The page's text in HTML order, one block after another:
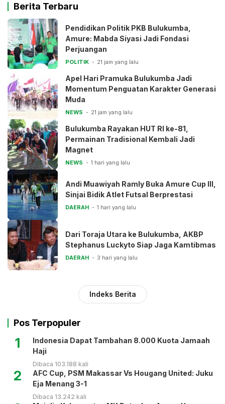
Berita Terbaru
Pendidikan Politik PKB Bulukumba,
Amure: Mabda Siyasi Jadi Fondasi
Perjuangan
POLITIK 21 jam yang lalu
Apel Hari Pramuka Bulukumba Jadi
Momentum Penguatan Karakter Generasi
Muda
NEWS 21 jam yang lalu
Bulukumba Rayakan HUT RI ke-81,
Permainan Tradisional Kembali Jadi
Magnet
NEWS 1 hari yang lalu
Andi Muawiyah Ramly Buka Amure Cup III,
Sinjai Bidik Atlet Futsal Berprestasi
DAERAH 1 hari yang lalu
Dari Toraja Utara ke Bulukumba, AKBP
Stephanus Luckyto Siap Jaga Kamtibmas
DAERAH 3 hari yang lalu
Indeks Berita
Pos Terpopuler
1
Indonesia Dapat Tambahan 8.000 Kuota Jamaah
Haji
Dibaca 103.188 kali
2
AFC Cup, PSM Makassar Vs Hougang United: Juku
Eja Menang 3-1
Dibaca 13.242 kali